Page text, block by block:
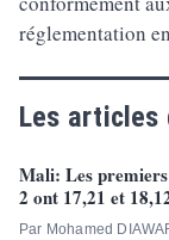
réglementation
Les articles
Mali: Les
2 ont 17,21 et
Par Mohamed